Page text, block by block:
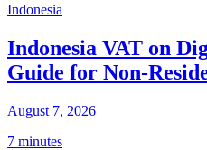
Indonesia
Indonesia VAT on
Guide for Non-
August 7, 2026
7 minutes